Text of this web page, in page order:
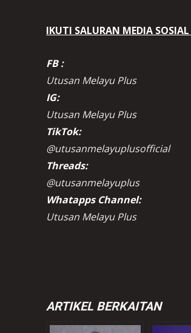
IKUTI SALURAN MEDIA
FB :
Utusan Melayu Plus
IG:
Utusan Melayu Plus
TikTok:
@utusanmelayuplusofficial
Threads:
@utusanmelayuplus
Whatapps Channel:
Utusan Melayu Plus
ARTIKEL BERKAITAN